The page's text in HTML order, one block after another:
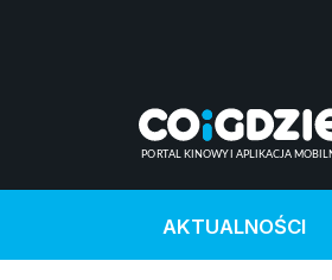
AKTUALNOŚCI